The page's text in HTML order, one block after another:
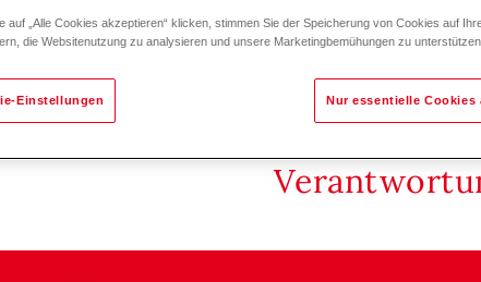
auf „Alle Cookies akzeptieren“ klicken, stimmen Sie der Speicherung von Cookies auf
die Websitenutzung zu analysieren und unsere Marketingbemühungen zu unterstützen.
Einstellungen Nur essentielle Cookies